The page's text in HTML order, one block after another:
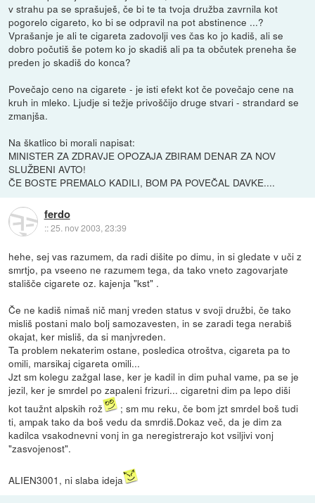
v strahu pa se sprašuješ, če bi te ta tvoja družba zavrnila kot
pogorelo cigareto, ko bi se odpravil na pot abstinence ...?
Vprašanje je ali te cigareta zadovolji ves čas ko jo kadiš, ali se
dobro počutiš še potem ko jo skadiš ali pa ta občutek preneha še
preden jo skadiš do konca?
Povečajo ceno na cigarete - je isti efekt kot če povečajo cene na
kruh in mleko. Ljudje si težje privoščijo druge stvari - strandard se
zmanjša.
Na škatlico bi morali napisat:
MINISTER ZA ZDRAVJE OPOZAJA ZBIRAM DENAR ZA NOV
SLUŽBENI AVTO!
ČE BOSTE PREMALO KADILI, BOM PA POVEČAL DAVKE....
ferdo
::25. nov 2003, 23:39
hehe, sej vas razumem, da radi dišite po dimu, in si gledate v uči z
smrtjo, pa vseeno ne razumem tega, da tako vneto zagovarjate
stališče cigarete oz. kajenja "kst" .
Če ne kadiš nimaš nič manj vreden status v svoji družbi, če tako
misliš postani malo bolj samozavesten, in se zaradi tega nerabiš
okajat, ker misliš, da si manjvreden.
Ta problem nekaterim ostane, posledica otroštva, cigareta pa to
omili, marsikaj cigareta omili...
Jzt sm kolegu zažgal lase, ker je kadil in dim puhal vame, pa se je
jezil, ker je smrdel po zapaleni frizuri... cigaretni dim pa lepo diši
kot taužnt alpskih rož
; sm mu reku, če bom jzt smrdel boš tudi
ti, ampak tako da boš vedu da smrdiš.Dokaz več, da je dim za
kadilca vsakodnevni vonj in ga neregistrerajo kot vsiljivi vonj
"zasvojenost".
ALIEN3001, ni slaba ideja